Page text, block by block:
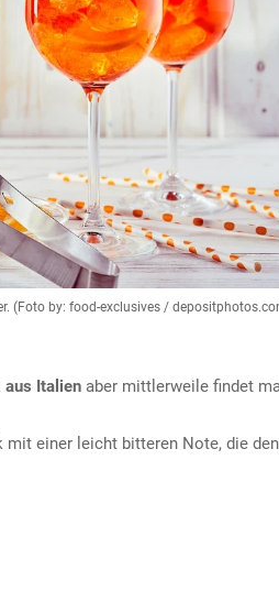
(Foto by: food-exclusives /
aus Italien aber mittlerweile findet
einer leicht bitteren Note, die den